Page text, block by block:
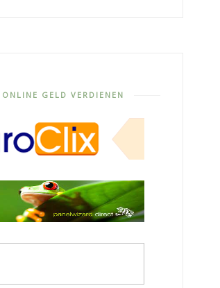
ONLINE GELD VERDIENEN